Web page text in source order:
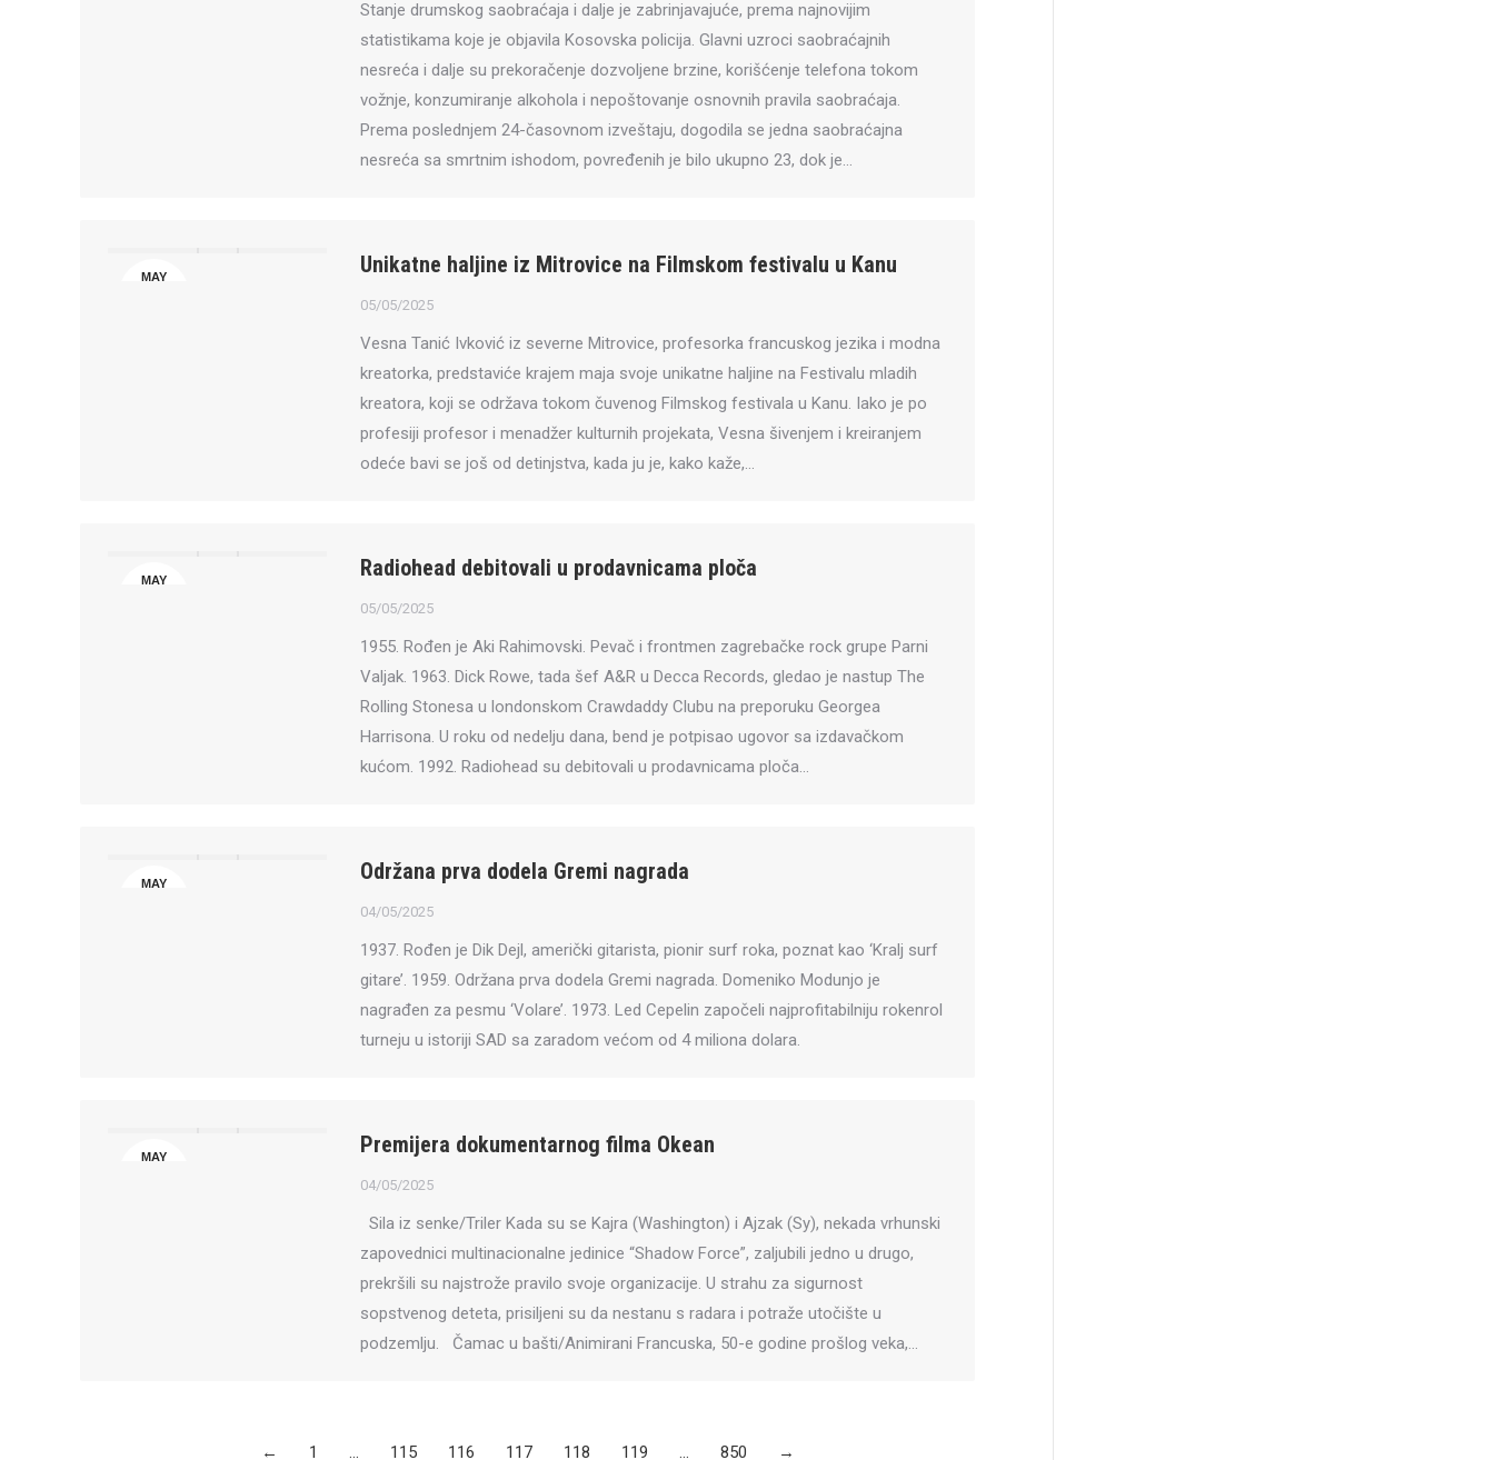
Stanje drumskog saobraćaja i dalje je zabrinjavajuće, prema najnovijim
statistikama koje je objavila Kosovska policija. Glavni uzroci saobraćajnih
nesreća i dalje su prekoračenje dozvoljene brzine, korišćenje telefona tokom
vožnje, konzumiranje alkohola i nepoštovanje osnovnih pravila saobraćaja.
Prema poslednjem 24-časovnom izveštaju, dogodila se jedna saobraćajna
nesreća sa smrtnim ishodom, povređenih je bilo ukupno 23, dok je…
MAY Unikatne haljine iz Mitrovice na Filmskom festivalu u Kanu
05/05/2025
Vesna Tanić Ivković iz severne Mitrovice, profesorka francuskog jezika i modna
kreatorka, predstaviće krajem maja svoje unikatne haljine na Festivalu mladih
kreatora, koji se održava tokom čuvenog Filmskog festivala u Kanu. Iako je po
profesiji profesor i menadžer kulturnih projekata, Vesna šivenjem i kreiranjem
odeće bavi se još od detinjstva, kada ju je, kako kaže,…
MAY Radiohead debitovali u prodavnicama ploča
05/05/2025
1955. Rođen je Aki Rahimovski. Pevač i frontmen zagrebačke rock grupe Parni
Valjak. 1963. Dick Rowe, tada šef A&R u Decca Records, gledao je nastup The
Rolling Stonesa u londonskom Crawdaddy Clubu na preporuku Georgea
Harrisona. U roku od nedelju dana, bend je potpisao ugovor sa izdavačkom
kućom. 1992. Radiohead su debitovali u prodavnicama ploča…
MAY Održana prva dodela Gremi nagrada
04/05/2025
1937. Rođen je Dik Dejl, američki gitarista, pionir surf roka, poznat kao ‘Kralj surf
gitare’. 1959. Održana prva dodela Gremi nagrada. Domeniko Modunjo je
nagrađen za pesmu ‘Volare’. 1973. Led Cepelin započeli najprofitabilniju rokenrol
turneju u istoriji SAD sa zaradom većom od 4 miliona dolara.
MAY Premijera dokumentarnog filma Okean
04/05/2025
Sila iz senke/Triler Kada su se Kajra (Washington) i Ajzak (Sy), nekada vrhunski
zapovednici multinacionalne jedinice “Shadow Force”, zaljubili jedno u drugo,
prekršili su najstrože pravilo svoje organizacije. U strahu za sigurnost
sopstvenog deteta, prisiljeni su da nestanu s radara i potraže utočište u
podzemlju. Čamac u bašti/Animirani Francuska, 50-e godine prošlog veka,…
← 1 … 115 116 117 118 119 … 850 →